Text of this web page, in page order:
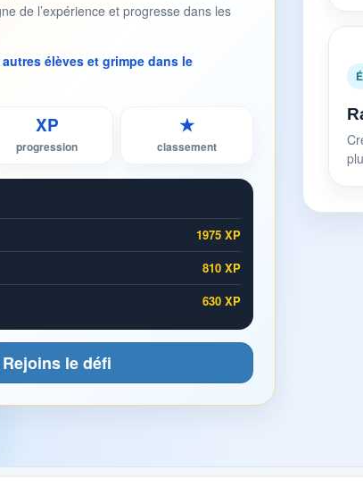
de l’expérience et progresse dans les
élèves et grimpe dans le
XP
progression
★
classement
1975 XP
810 XP
630 XP
Rejoins le défi